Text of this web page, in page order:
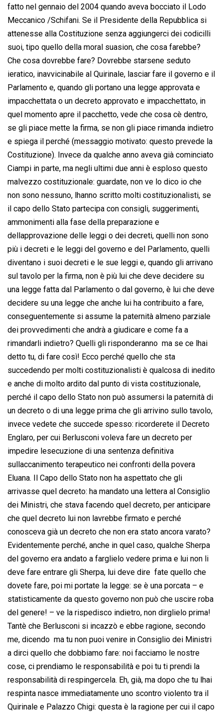
fatto nel gennaio del 2004 quando aveva bocciato il Lodo
Meccanico /Schifani. Se il Presidente della Repubblica si
attenesse alla Costituzione senza aggiungerci dei codicilli
suoi, tipo quello della moral suasion, che cosa farebbe?
Che cosa dovrebbe fare? Dovrebbe starsene seduto
ieratico, inavvicinabile al Quirinale, lasciar fare il governo e il
Parlamento e, quando gli portano una legge approvata e
impacchettata o un decreto approvato e impacchettato, in
quel momento apre il pacchetto, vede che cosa cè dentro,
se gli piace mette la firma, se non gli piace rimanda indietro
e spiega il perché (messaggio motivato: questo prevede la
Costituzione). Invece da qualche anno aveva già cominciato
Ciampi in parte, ma negli ultimi due anni è esploso questo
malvezzo costituzionale: guardate, non ve lo dico io che
non sono nessuno, lhanno scritto molti costituzionalisti, se
il capo dello Stato partecipa con consigli, suggerimenti,
ammonimenti alla fase della preparazione e
dellapprovazione delle leggi o dei decreti, quelli non sono
più i decreti e le leggi del governo e del Parlamento, quelli
diventano i suoi decreti e le sue leggi e, quando gli arrivano
sul tavolo per la firma, non è più lui che deve decidere su
una legge fatta dal Parlamento o dal governo, è lui che deve
decidere su una legge che anche lui ha contribuito a fare,
conseguentemente si assume la paternità almeno parziale
dei provvedimenti che andrà a giudicare e come fa a
rimandarli indietro? Quelli gli risponderanno  ma se ce lhai
detto tu, di fare così! Ecco perché quello che sta
succedendo per molti costituzionalisti è qualcosa di inedito
e anche di molto ardito dal punto di vista costituzionale,
perché il capo dello Stato non può assumersi la paternità di
un decreto o di una legge prima che gli arrivino sullo tavolo,
invece vedete che succede spesso: ricorderete il Decreto
Englaro, per cui Berlusconi voleva fare un decreto per
impedire lesecuzione di una sentenza definitiva
sullaccanimento terapeutico nei confronti della povera
Eluana. Il Capo dello Stato non ha aspettato che gli
arrivasse quel decreto: ha mandato una lettera al Consiglio
dei Ministri, che stava facendo quel decreto, per anticipare
che quel decreto lui non lavrebbe firmato e perché
conosceva già un decreto che non era stato ancora varato?
Evidentemente perché, anche in quel caso, qualche Sherpa
del governo era andato a farglielo vedere prima e lui non li
deve fare entrare gli Sherpa, lui deve dire  fate quello che
dovete fare, poi mi portate la legge: se è una porcata – e
statisticamente da questo governo non può che uscire roba
del genere! – ve la rispedisco indietro, non dirglielo prima!
Tantè che Berlusconi si incazzò e ebbe ragione, secondo
me, dicendo  ma tu non puoi venire in Consiglio dei Ministri
a dirci quello che dobbiamo fare: noi facciamo le nostre
cose, ci prendiamo le responsabilità e poi tu ti prendi la
responsabilità di respingercela. Eh, già, ma dopo che tu lhai
respinta nasce immediatamente uno scontro violento tra il
Quirinale e Palazzo Chigi: questa è la ragione per cui il capo